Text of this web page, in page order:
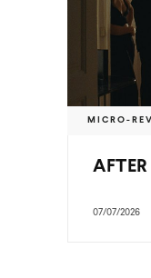
MICRO-
07/07/2026